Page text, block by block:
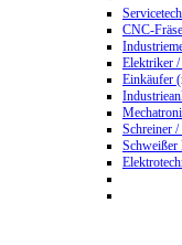
CNC-
Elektriker
Einkäufer
Schreiner